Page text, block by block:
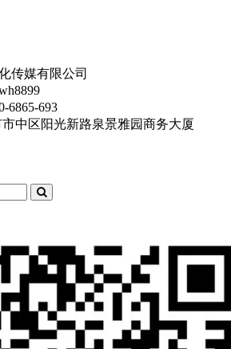
传媒有限公司
6865-693
中区阳光新路泉景雅园商务大厦